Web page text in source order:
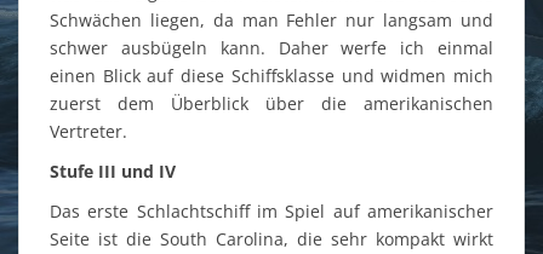
Schwächen liegen, da man Fehler nur langsam und
schwer ausbügeln kann. Daher werfe ich einmal
einen Blick auf diese Schiffsklasse und widmen mich
zuerst dem Überblick über die amerikanischen
Vertreter.
Stufe III und IV
Das erste Schlachtschiff im Spiel auf amerikanischer
Seite ist die South Carolina, die sehr kompakt wirkt